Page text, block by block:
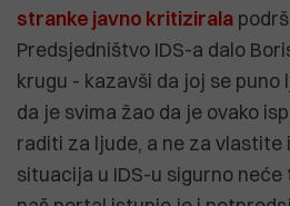
stranke javno kritizirala
Predsjedništvo IDS-a dalo
krugu - kazavši da joj se puno
da je svima žao da je ovako
raditi za ljude, a ne za vlastite
situacija u IDS-u sigurno